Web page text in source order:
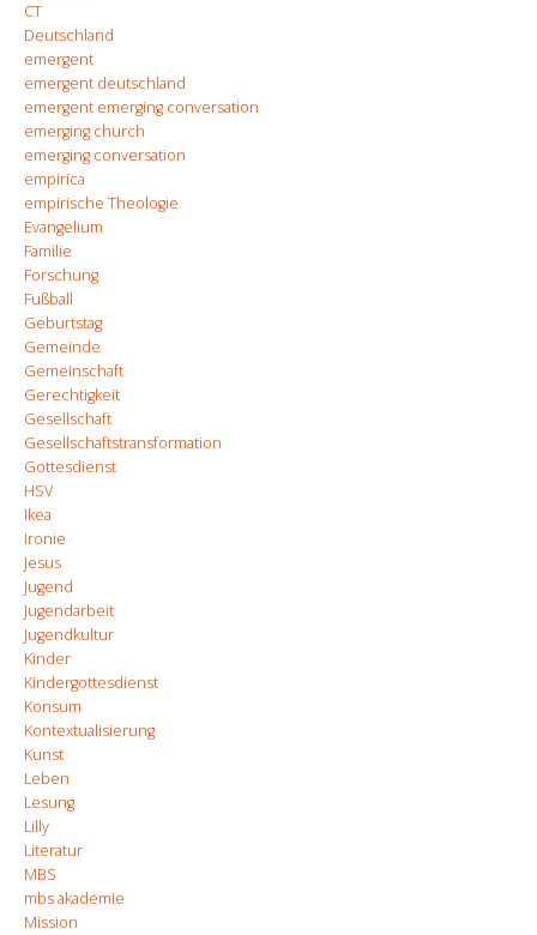
CT
Deutschland
emergent
emergent deutschland
emergent emerging conversation
emerging church
emerging conversation
empirica
empirische Theologie
Evangelium
Familie
Forschung
Fußball
Geburtstag
Gemeinde
Gemeinschaft
Gerechtigkeit
Gesellschaft
Gesellschaftstransformation
Gottesdienst
HSV
Ikea
Ironie
Jesus
Jugend
Jugendarbeit
Jugendkultur
Kinder
Kindergottesdienst
Konsum
Kontextualisierung
Kunst
Leben
Lesung
Lilly
Literatur
MBS
mbs akademie
Mission